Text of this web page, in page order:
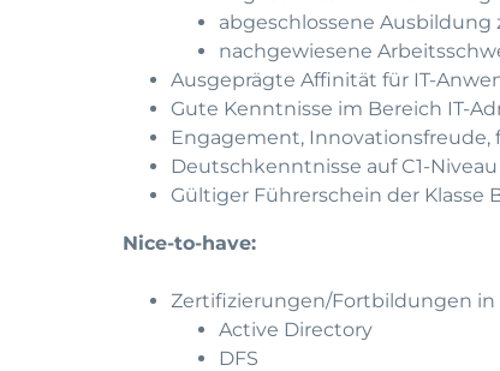
abgeschlossene
nachgewiesene
Ausgeprägte Affinität für IT-
Gute Kenntnisse im Bereich IT-
Engagement,
Deutschkenntnisse auf C1-Niveau
Gültiger Führerschein der Klasse
Nice-to-have:
Zertifizierungen/Fortbildungen
Active Directory
DFS